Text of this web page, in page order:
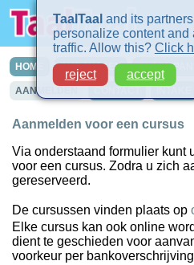
HOME CURSUSSEN IN-COMPANY
AANMELDEN
Aanmelden voor een cursus
Via onderstaand formulier kunt
voor een cursus. Zodra u zich
gereserveerd.
De cursussen vinden plaats op
Elke cursus kan ook online
dient te geschieden voor
voorkeur per
TaalTaal and its
personalize content and
traffic. Allow this? Click
reject
accept